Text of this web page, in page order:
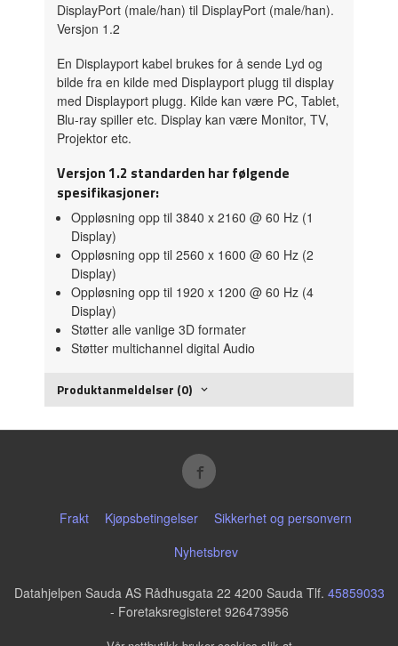
DisplayPort (male/han) til DisplayPort (male/han).
Versjon 1.2
En Displayport kabel brukes for å sende Lyd og
bilde fra en kilde med Displayport plugg til display
med Displayport plugg. Kilde kan være PC, Tablet,
Blu-ray spiller etc. Display kan være Monitor, TV,
Projektor etc.
Versjon 1.2 standarden har følgende
spesifikasjoner:
Oppløsning opp til 3840 x 2160 @ 60 Hz (1
Display)
Oppløsning opp til 2560 x 1600 @ 60 Hz (2
Display)
Oppløsning opp til 1920 x 1200 @ 60 Hz (4
Display)
Støtter alle vanlige 3D formater
Støtter multichannel digital Audio
Produktanmeldelser (0)
Frakt Kjøpsbetingelser
Sikkerhet og personvern
Nyhetsbrev
Datahjelpen Sauda AS Rådhusgata 22 4200 Sauda Tlf. 45859033
- Foretaksregisteret 926473956